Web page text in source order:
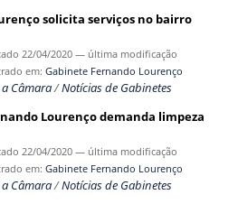
solicita serviços no bairro
22/04/2020 — última modificação
em: Gabinete Fernando Lourenço
Câmara/Notícias de Gabinetes
Lourenço demanda limpeza
22/04/2020 — última modificação
em: Gabinete Fernando Lourenço
Câmara/Notícias de Gabinetes